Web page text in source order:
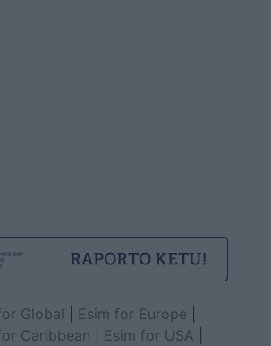
Global Esim for Europe
Caribbean
Esim for USA